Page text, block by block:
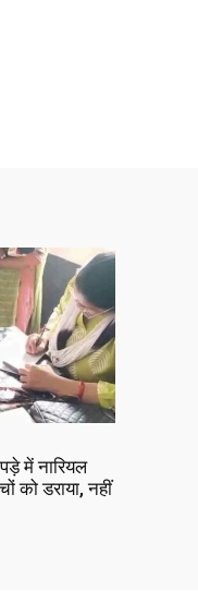
में नारियल
को डराया, नहीं